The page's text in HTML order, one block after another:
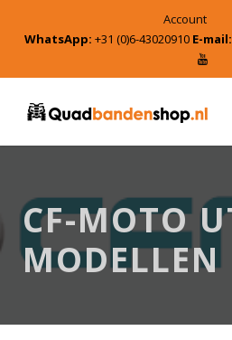
Account
WhatsApp: +31 (0)6-43020910 E-mail:
CF-MOTO
MODELLEN